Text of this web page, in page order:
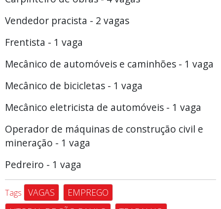
Vendedor pracista - 2 vagas
Frentista - 1 vaga
Mecânico de automóveis e caminhões - 1 vaga
Mecânico de bicicletas - 1 vaga
Mecânico eletricista de automóveis - 1 vaga
Operador de máquinas de construção civil e
mineração - 1 vaga
Pedreiro - 1 vaga
Tags VAGAS
EMPREGO